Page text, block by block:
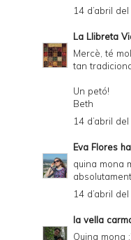
14 d’abril
La Llibreta
Mercè, té
tan
Un petó!
Beth
14 d’abril
Eva Flores
quina mona
14 d’abril
la vella
Quina mona